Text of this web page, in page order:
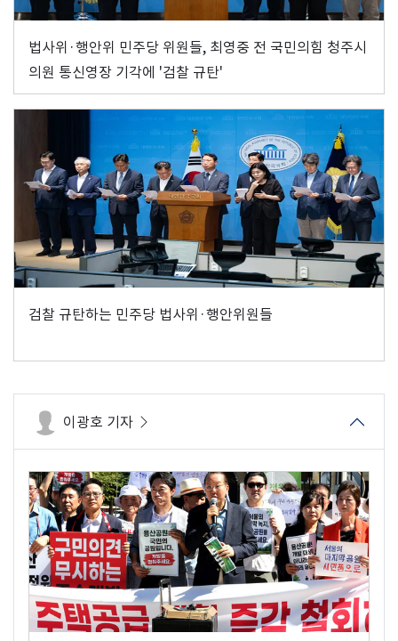
법사위·행안위 민주당 위원들, 최영중 전 국민의힘 청주시
의원 통신영장 기각에 '검찰 규탄'
검찰 규탄하는 민주당 법사위·행안위원들
이광호 기자